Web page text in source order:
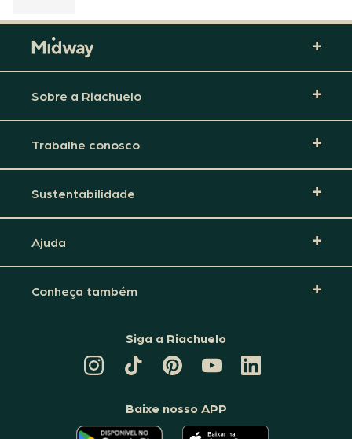
Sobre a Riachuelo
Trabalhe conosco
Sustentabilidade
Ajuda
Conheça também
Siga a Riachuelo
TIKTOK
DA
PINTEREST
DA
CANAL
DA
RIACHUELO
LINKEDIN
DA
Baixe nosso APP
O O